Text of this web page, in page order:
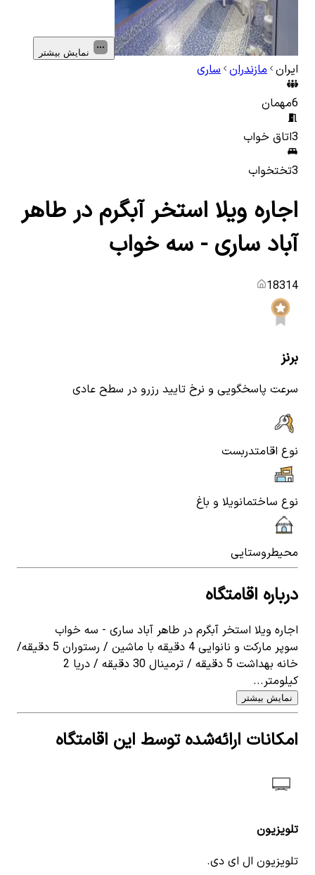
نمایش بیشتر
ایران مازندران ساری
6مهمان
3اتاق خواب
3تختخواب
اجاره ویلا استخر آبگرم در طاهر
آباد ساری - سه خواب
18314
برنز
سرعت پاسخگویی و نرخ تایید رزرو در سطح عادی
نوع اقامتدربست
نوع ساختمانویلا و باغ
محیطروستایی
درباره اقامتگاه
اجاره ویلا استخر آبگرم در طاهر آباد ساری - سه خواب
سوپر مارکت و نانوایی 4 دقیقه با ماشین / رستوران 5 دقیقه/
خانه بهداشت 5 دقیقه / ترمینال 30 دقیقه / دریا 2
کیلومتر...
نمایش بیشتر
امکانات ارائه‌شده توسط این اقامتگاه
تلویزیون
تلویزیون ال ای دی.